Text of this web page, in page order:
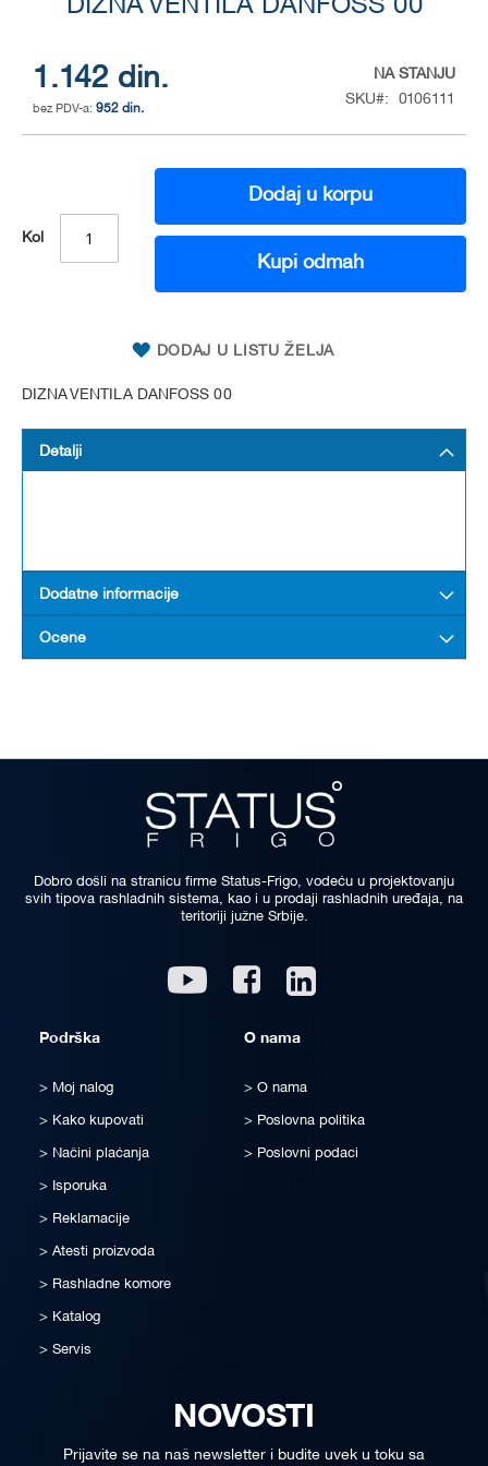
DIZNA VENTILA DANFOSS 00
1.142 din.
952 din.
NA STANJU
SKU
0106111
Kol
Dodaj u korpu
Kupi odmah
DODAJ U LISTU ŽELJA
DIZNA VENTILA DANFOSS 00
of
the
images
gallery
Detalji
Dodatne informacije
Ocene
Dobro došli na stranicu firme Status-Frigo, vodeću u projektovanju
svih tipova rashladnih sistema, kao i u prodaji rashladnih uređaja, na
teritoriji južne Srbije.
Youtube Facebook
Podrška
Moj nalog
Kako kupovati
Načini plaćanja
Isporuka
Reklamacije
Atesti proizvoda
Rashladne komore
Katalog
Servis
O nama
O nama
Poslovna politika
Poslovni podaci
NOVOSTI
Prijavite se na naš newsletter i budite uvek u toku sa